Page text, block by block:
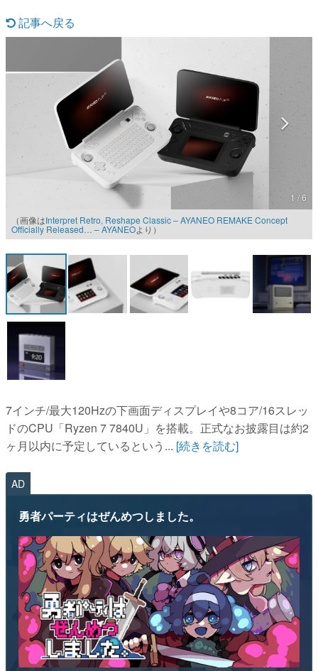
なんでゲームは面白い？
ゲーム開発者・hamatsu氏がゲームの魅力を画面や操作の
具体的な形から解き明かしていく、硬派で骨太な評論連載
です。
ゲームが変えた日本語
「経験値」「裏技」「ラスボス」… ゲームにまつわる言葉
の起源や用法の変遷を、コンピューター文化史研究家・タ
イニーP氏が徹底調査。
カテゴリ
マンガ
女性向け
アプリレビュー
その他
電ファミニコゲーマーとは？
運営：株式会社マレ
記事へ戻る
1 / 6
（画像はInterpret Retro, Reshape Classic – AYANEO REMAKE Concept
Officially Released… – AYANEOより）
7インチ/最大120Hzの下画面ディスプレイや8コア/16スレッ
ドのCPU「Ryzen 7 7840U」を搭載。正式なお披露目は約2
ヶ月以内に予定しているという... [続きを読む]
AD
勇者パーティはぜんめつしました。